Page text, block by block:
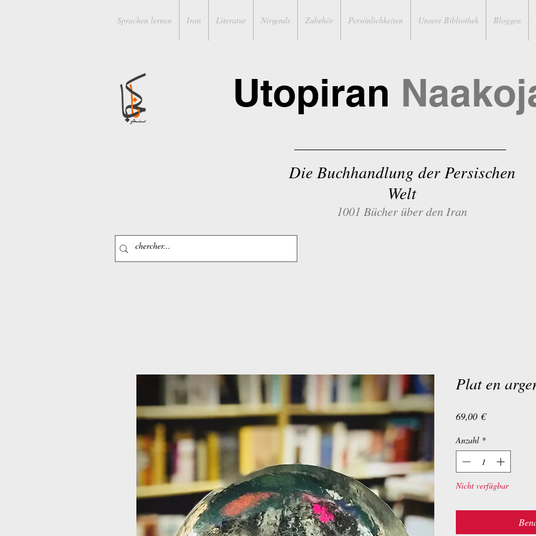
Sprachen lernen Iran Literatur Nirgends Zubehör Persönlichkeiten Unsere Bibliothek Bloggen
Utopiran
Die Buchhandlung der Persischen
Welt
1001 Bücher über den Iran
Plat en
69,00 €Preis
Anzahl *
Nicht verfügbar